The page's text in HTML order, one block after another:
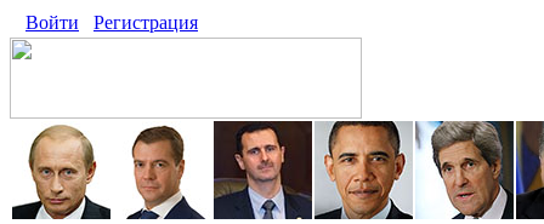
Войти Регистрация